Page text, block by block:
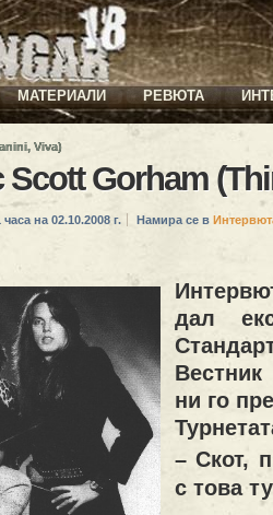
МАТЕРИАЛИ РЕВЮТА
Viva)
Gorham
на 02.10.2008 г. Намира се в
дал
ни го
– Скот,
с това